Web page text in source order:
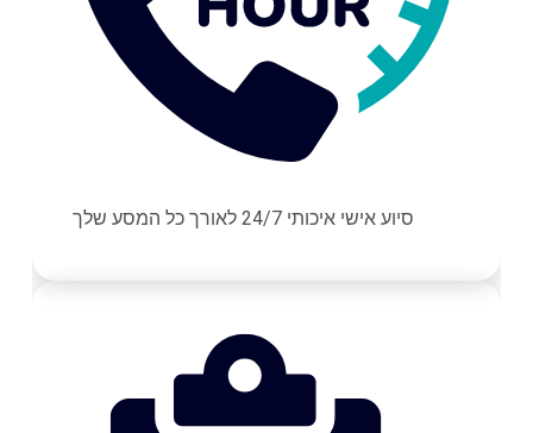
סיוע אישי איכותי 24/7 לאורך כל המסע שלך